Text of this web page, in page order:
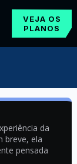
VEJA OS
PLANOS
da
breve, ela
pensada